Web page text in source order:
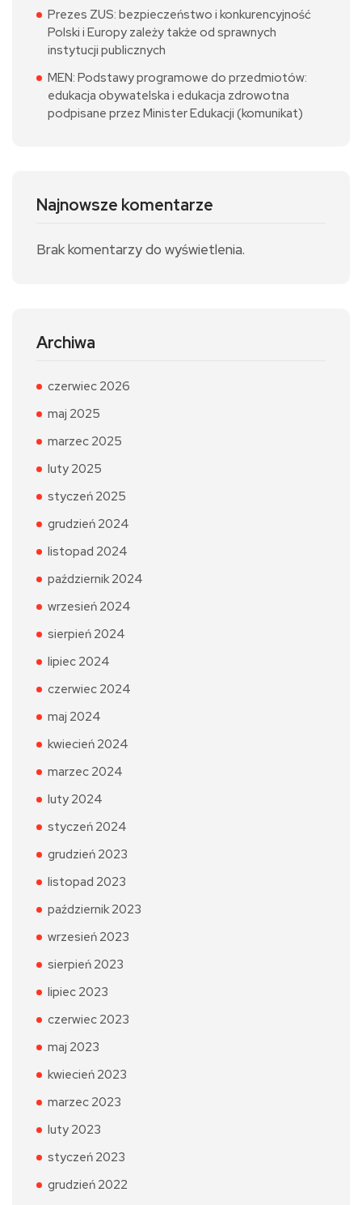
Prezes ZUS: bezpieczeństwo i konkurencyjność
Polski i Europy zależy także od sprawnych
instytucji publicznych
MEN: Podstawy programowe do przedmiotów:
edukacja obywatelska i edukacja zdrowotna
podpisane przez Minister Edukacji (komunikat)
Najnowsze komentarze
Brak komentarzy do wyświetlenia.
Archiwa
czerwiec 2026
maj 2025
marzec 2025
luty 2025
styczeń 2025
grudzień 2024
listopad 2024
październik 2024
wrzesień 2024
sierpień 2024
lipiec 2024
czerwiec 2024
maj 2024
kwiecień 2024
marzec 2024
luty 2024
styczeń 2024
grudzień 2023
listopad 2023
październik 2023
wrzesień 2023
sierpień 2023
lipiec 2023
czerwiec 2023
maj 2023
kwiecień 2023
marzec 2023
luty 2023
styczeń 2023
grudzień 2022